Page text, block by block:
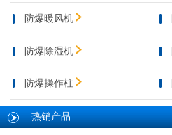
防爆暖风机
防爆除湿机
防爆操作柱
热销产品